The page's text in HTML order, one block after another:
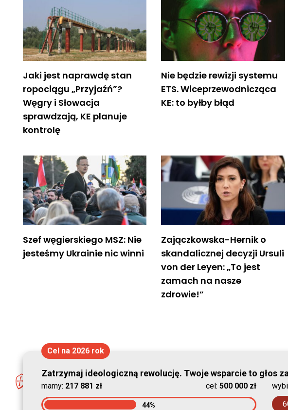
Jaki jest naprawdę stan
ropociągu „Przyjaźń”?
Węgry i Słowacja
sprawdzają, KE planuje
kontrolę
Nie będzie rewizji systemu
ETS. Wiceprzewodnicząca
KE: to byłby błąd
Szef węgierskiego MSZ: Nie
jesteśmy Ukrainie nic winni
Zajączkowska-Hernik o
skandalicznej decyzji Ursuli
von der Leyen: „To jest
zamach na nasze
zdrowie!”
Cel na 2026 rok
Zatrzymaj ideologiczną rewolucję. Twoje wsparcie to głos
mamy: 217 881 zł cel: 500 000 zł
44%